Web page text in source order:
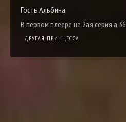
Гость Альбина
В первом плеере не 2ая серия а 36
ДРУГАЯ ПРИНЦЕССА